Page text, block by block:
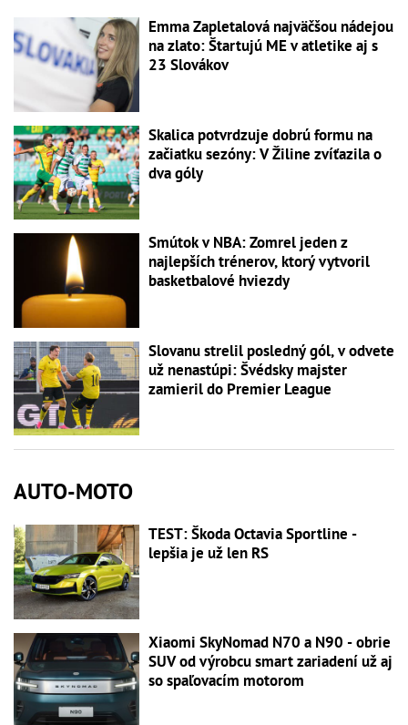
Emma Zapletalová najväčšou nádejou
na zlato: Štartujú ME v atletike aj s
23 Slovákov
Skalica potvrdzuje dobrú formu na
začiatku sezóny: V Žiline zvíťazila o
dva góly
Smútok v NBA: Zomrel jeden z
najlepších trénerov, ktorý vytvoril
basketbalové hviezdy
Slovanu strelil posledný gól, v odvete
už nenastúpi: Švédsky majster
zamieril do Premier League
AUTO-MOTO
TEST: Škoda Octavia Sportline -
lepšia je už len RS
Xiaomi SkyNomad N70 a N90 - obrie
SUV od výrobcu smart zariadení už aj
so spaľovacím motorom